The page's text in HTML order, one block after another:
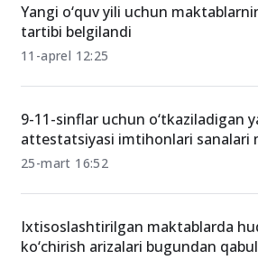
Yangi o‘quv yili uchun
tartibi belgilandi
11-aprel 12:25
9-11-sinflar uchun o‘tkaziladigan
attestatsiyasi imtihonlari sanalari
25-mart 16:52
Ixtisoslashtirilgan maktablarda
ko‘chirish arizalari bugundan